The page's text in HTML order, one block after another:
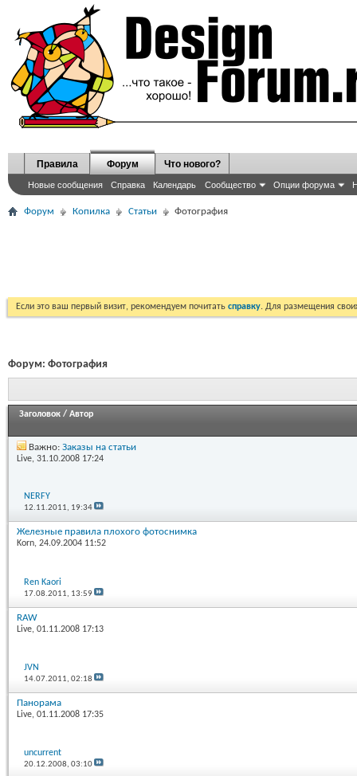
Правила Форум
Новые сообщения Справка Календарь Сообщество Опции форума
Что нового?
Форум Копилка Статьи Фотография
Если это ваш первый визит, рекомендуем почитать справку. Для размещения
Форум: Фотография
Заголовок / Автор
Важно: Заказы на статьи
Live, 31.10.2008 17:24
NERFY
12.11.2011, 19:34
Железные правила плохого фотоснимка
Korn, 24.09.2004 11:52
Ren Kaori
17.08.2011, 13:59
RAW
Live, 01.11.2008 17:13
JVN
14.07.2011,02:18
Панорама
Live, 01.11.2008 17:35
uncurrent
20.12.2008,03:10